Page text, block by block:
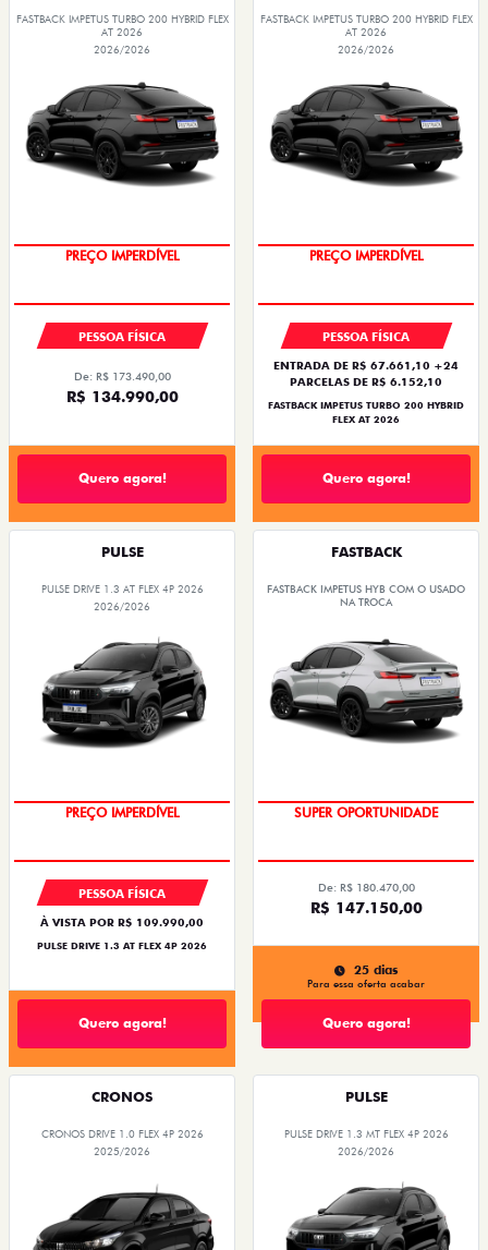
FASTBACK IMPETUS TURBO 200 HYBRID FLEX
AT 2026
2026/2026
PREÇO IMPERDÍVEL
PESSOA FÍSICA
De: R$ 173.490,00
R$ 134.990,00
Quero agora!
FASTBACK IMPETUS TURBO 200 HYBRID FLEX
AT 2026
2026/2026
PREÇO IMPERDÍVEL
PESSOA FÍSICA
ENTRADA DE R$ 67.661,10 +24
PARCELAS DE R$ 6.152,10
FASTBACK IMPETUS TURBO 200 HYBRID
FLEX AT 2026
Quero agora!
PULSE
PULSE DRIVE 1.3 AT FLEX 4P 2026
2026/2026
PREÇO IMPERDÍVEL
PESSOA FÍSICA
À VISTA POR R$ 109.990,00
PULSE DRIVE 1.3 AT FLEX 4P 2026
Quero agora!
FASTBACK
FASTBACK IMPETUS HYB COM O USADO
NA TROCA
SUPER OPORTUNIDADE
De: R$ 180.470,00
R$ 147.150,00
25 dias
Para essa oferta acabar
Quero agora!
CRONOS
CRONOS DRIVE 1.0 FLEX 4P 2026
2025/2026
PULSE
PULSE DRIVE 1.3 MT FLEX 4P 2026
2026/2026